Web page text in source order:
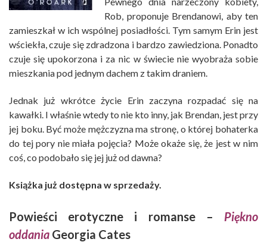
Rob, proponuje Brendanowi, aby ten
zamieszkał w ich wspólnej posiadłości. Tym samym Erin jest
wściekła, czuje się zdradzona i bardzo zawiedziona. Ponadto
czuje się upokorzona i za nic w świecie nie wyobraża sobie
mieszkania pod jednym dachem z takim draniem.
Jednak już wkrótce życie Erin zaczyna rozpadać się na
kawałki. I właśnie wtedy to nie kto inny, jak Brendan, jest przy
jej boku. Być może mężczyzna ma stronę, o której bohaterka
do tej pory nie miała pojęcia? Może okaże się, że jest w nim
coś, co podobało się jej już od dawna?
Książka już dostępna w sprzedaży.
Powieści erotyczne i romanse – Piękno
oddania Georgia Cates